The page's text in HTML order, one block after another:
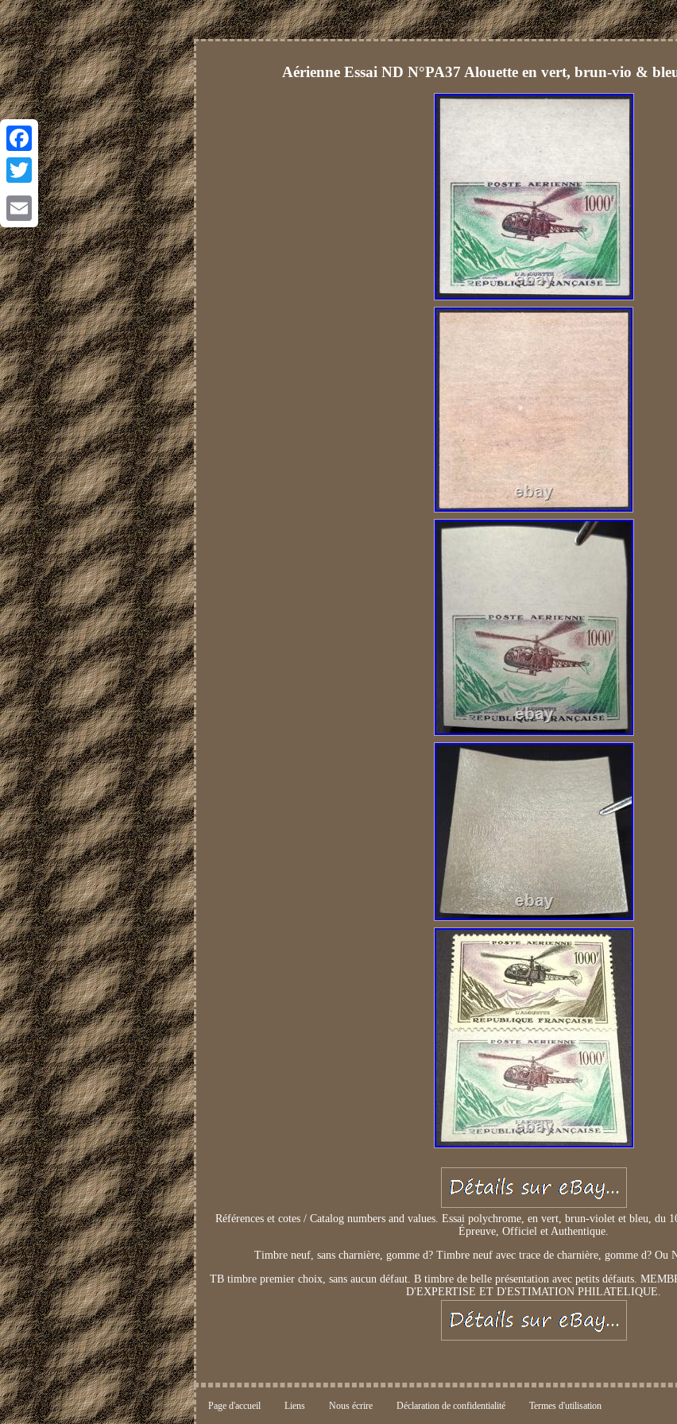
Facebook
Twitter
Email
Aérienne Essai ND N°PA37 Alouette en vert, brun-vio &
Références et cotes / Catalog numbers and values. Essai polychrome, en vert, brun-violet et bleu, du
Épreuve, Officiel et Authentique.
Timbre neuf, sans charnière, gomme d? Timbre neuf avec trace de charnière, gomme d? Ou
TB timbre premier choix, sans aucun défaut. B timbre de belle présentation avec petits défauts.
D'EXPERTISE ET D'ESTIMATION PHILATELIQUE.
Page d'accueil Liens Nous écrire Déclaration de confidentialité Termes d'utilisation